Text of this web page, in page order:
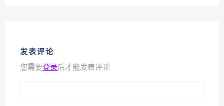
发表评论
您需要登录后才能发表评论